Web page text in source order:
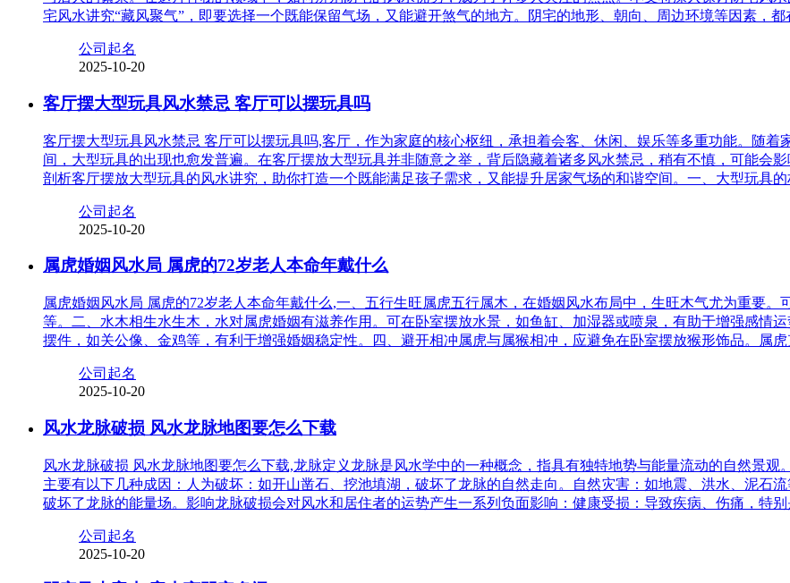
宅风水讲究“藏风聚气”，即要选择一个既能保留气场，又能避开煞气的地方。阴宅的地形、朝向、周边环境等因素，都
公司起名
2025-10-20
客厅摆大型玩具风水禁忌 客厅可以摆玩具吗
客厅摆大型玩具风水禁忌 客厅可以摆玩具吗,客厅，作为家庭的核心枢纽，承担着会客、休闲、娱乐等多重功能。随
间，大型玩具的出现也愈发普遍。在客厅摆放大型玩具并非随意之举，背后隐藏着诸多风水禁忌，稍有不慎，可能会
剖析客厅摆放大型玩具的风水讲究，助你打造一个既能满足孩子需求，又能提升居家气场的和谐空间。一、大型玩具
公司起名
2025-10-20
属虎婚姻风水局 属虎的72岁老人本命年戴什么
属虎婚姻风水局 属虎的72岁老人本命年戴什么,一、五行生旺属虎五行属木，在婚姻风水布局中，生旺木气尤为重要
等。二、水木相生水生木，水对属虎婚姻有滋养作用。可在卧室摆放水景，如鱼缸、加湿器或喷泉，有助于增强感情
摆件，如关公像、金鸡等，有利于增强婚姻稳定性。四、避开相冲属虎与属猴相冲，应避免在卧室摆放猴形饰品。属
公司起名
2025-10-20
风水龙脉破损 风水龙脉地图要怎么下载
风水龙脉破损 风水龙脉地图要怎么下载,龙脉定义龙脉是风水学中的一种概念，指具有独特地势与能量流动的自然景
主要有以下几种成因：人为破坏：如开山凿石、挖池填湖，破坏了龙脉的自然走向。自然灾害：如地震、洪水、泥石
破坏了龙脉的能量场。影响龙脉破损会对风水和居住者的运势产生一系列负面影响：健康受损：导致疾病、伤痛，特
公司起名
2025-10-20